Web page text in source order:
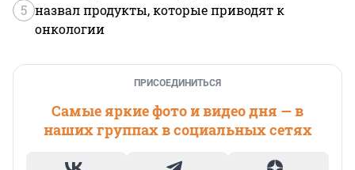
5 назвал продукты, которые приводят к
онкологии
ПРИСОЕДИНИТЬСЯ
Самые яркие фото и видео дня — в
наших группах в социальных сетях